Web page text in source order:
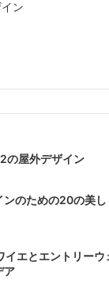
ン
の屋外デザイン
ンのための20の美し
イエとエントリーウ
ア